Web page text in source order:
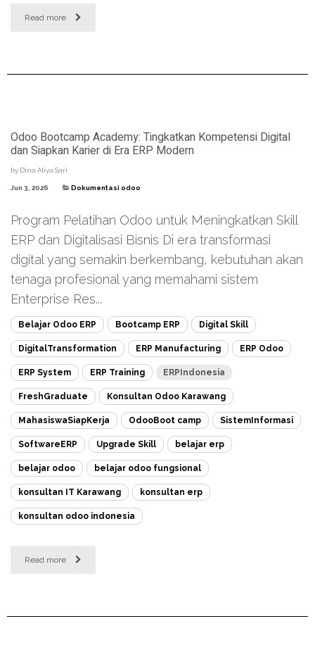
Read more
Odoo Bootcamp Academy: Tingkatkan Kompetensi Digital
dan Siapkan Karier di Era ERP Modern
by Dina Aliya Sari
Jun 3, 2026 Dokumentasi odoo
Program Pelatihan Odoo untuk Meningkatkan Skill
ERP dan Digitalisasi Bisnis Di era transformasi
digital yang semakin berkembang, kebutuhan akan
tenaga profesional yang memahami sistem
Enterprise Res...
Belajar Odoo ERP Bootcamp ERP Digital Skill
DigitalTransformation ERP Manufacturing ERP Odoo
ERP System ERP Training ERPIndonesia
FreshGraduate Konsultan Odoo Karawang
MahasiswaSiapKerja OdooBoot camp SistemInformasi
SoftwareERP Upgrade Skill belajar erp
belajar odoo belajar odoo fungsional
konsultan IT Karawang konsultan erp
konsultan odoo indonesia
Read more